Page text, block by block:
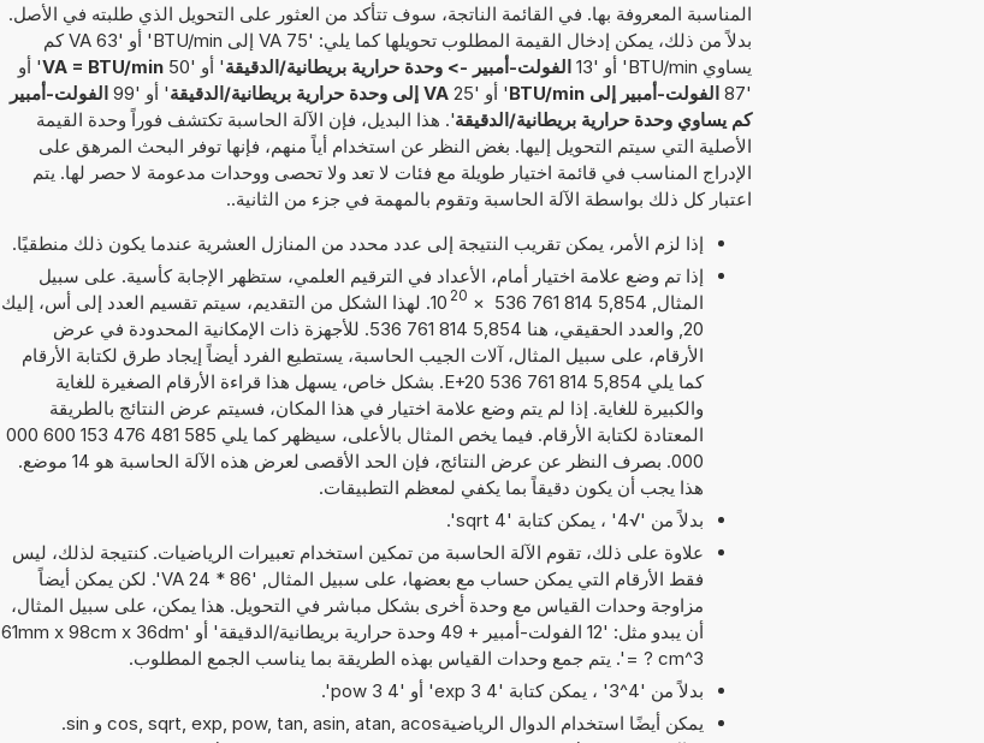
المناسبة المعروفة بها. في القائمة الناتجة، سوف تتأكد من العثور على التحويل الذي طلبته في الأصل.
بدلاً من ذلك، يمكن إدخال القيمة المطلوب تحويلها كما يلي: '75 VA إلى BTU/min' أو '63 VA كم
يساوي BTU/min' أو '13
الفولت-أمبير -> وحدة حرارية بريطانية/الدقيقة' أو '50 VA = BTU/min' أو
'87
الفولت-أمبير إلى BTU/min ' أو '25 VA إلى وحدة حرارية بريطانية/الدقيقة ' أو '99
الفولت-أمبير
كم يساوي وحدة حرارية بريطانية/الدقيقة'. هذا البديل، فإن الآلة الحاسبة تكتشف فوراً وحدة القيمة
الأصلية التي سيتم التحويل إليها. بغض النظر عن استخدام أياً منهم، فإنها توفر البحث المرهق على
الإدراج المناسب في قائمة اختيار طويلة مع فئات لا تعد ولا تحصى ووحدات مدعومة لا حصر لها. يتم
اعتبار كل ذلك بواسطة الآلة الحاسبة وتقوم بالمهمة في جزء من الثانية..
إذا لزم الأمر، يمكن تقريب النتيجة إلى عدد محدد من المنازل العشرية عندما يكون ذلك منطقيًا.
إذا تم وضع علامة اختيار أمام، الأعداد في الترقيم العلمي، ستظهر الإجابة كأسية. على سبيل
المثال, 5,854 814 761 536
×
10 20
. لهذا الشكل من التقديم، سيتم تقسيم العدد إلى أس، إليك
20, والعدد الحقيقي، هنا 5,854 814 761 536. للأجهزة ذات الإمكانية المحدودة في عرض
الأرقام، على سبيل المثال، آلات الجيب الحاسبة، يستطيع الفرد أيضاً إيجاد طرق لكتابة الأرقام
كما يلي 5,854 814 761 536 E+20. بشكل خاص، يسهل هذا قراءة الأرقام الصغيرة للغاية
والكبيرة للغاية. إذا لم يتم وضع علامة اختيار في هذا المكان، فسيتم عرض النتائج بالطريقة
المعتادة لكتابة الأرقام. فيما يخص المثال بالأعلى، سيظهر كما يلي 585 481 476 153 600 000
000. بصرف النظر عن عرض النتائج، فإن الحد الأقصى لعرض هذه الآلة الحاسبة هو 14 موضع.
هذا يجب أن يكون دقيقاً بما يكفي لمعظم التطبيقات.
بدلاً من '√4' ، يمكن كتابة 'sqrt 4'.
علاوة على ذلك، تقوم الآلة الحاسبة من تمكين استخدام تعبيرات الرياضيات. كنتيجة لذلك، ليس
فقط الأرقام التي يمكن حساب مع بعضها، على سبيل المثال, '86 * 24 VA'. لكن يمكن أيضاً
مزاوجة وحدات القياس مع وحدة أخرى بشكل مباشر في التحويل. هذا يمكن، على سبيل المثال،
أن يبدو مثل: '12 الفولت-أمبير + 49 وحدة حرارية بريطانية/الدقيقة' أو '61mm x 98cm x 36dm
= ? cm^3'. يتم جمع وحدات القياس بهذه الطريقة بما يناسب الجمع المطلوب.
بدلاً من '4^3' ، يمكن كتابة '4 exp 3' أو '4 pow 3'.
يمكن أيضًا استخدام الدوال الرياضيةcos, sqrt, exp, pow, tan, asin, atan, acos و sin.